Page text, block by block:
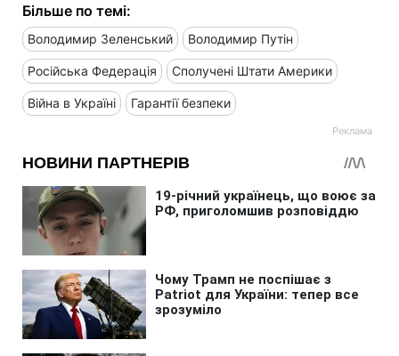
Більше по темі:
Володимир Зеленський Володимир Путін
Російська Федерація Сполучені Штати Америки
Війна в Україні Гарантії безпеки